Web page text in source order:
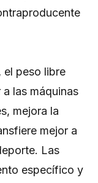
el peso libre
las máquinas
mejora la
mejor a
Las
específico y